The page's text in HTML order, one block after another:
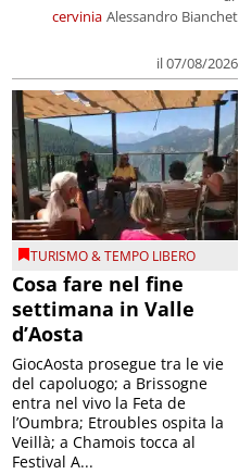
cervinia Alessandro Bianchet
il 07/08/2026
TURISMO & TEMPO LIBERO
Cosa fare nel fine
settimana in Valle
d’Aosta
GiocAosta prosegue tra le vie
del capoluogo; a Brissogne
entra nel vivo la Feta de
l’Oumbra; Etroubles ospita la
Veillà; a Chamois tocca al
Festival A...